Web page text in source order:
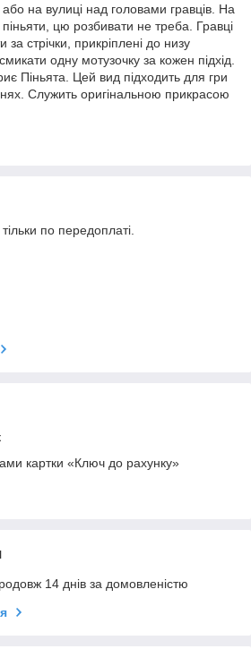
або на вулиці над головами гравців. На
піньяти, цю розбивати не треба. Гравці
за стрічки, прикріплені до низу
одну мотузочку за кожен підхід.
Піньята. Цей вид підходить для гри
Служить оригінальною прикрасою
по передоплаті.
картки «Ключ до рахунку»
14 днів за домовленістю